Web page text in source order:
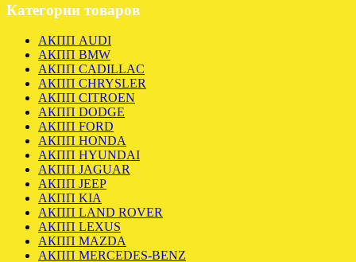
Категории товаров
АКПП AUDI
АКПП BMW
АКПП CADILLAC
АКПП CHRYSLER
АКПП CITROEN
АКПП DODGE
АКПП FORD
АКПП HONDA
АКПП HYUNDAI
АКПП JAGUAR
АКПП JEEP
АКПП KIA
АКПП LAND ROVER
АКПП LEXUS
АКПП MAZDA
АКПП MERCEDES-BENZ